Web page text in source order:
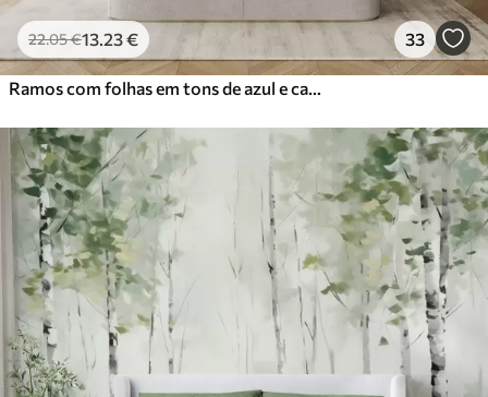
22.05€13 .23€ 33